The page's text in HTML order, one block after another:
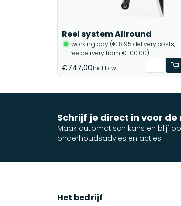
Reel system Allround
1 working day (€ 8.95 delivery costs,
free delivery from € 100.00)
€747,00Incl btw
Schrijf je direct in voor
Maak automatisch kans en blijf
onderhoudsadvies en acties!
Het bedrijf